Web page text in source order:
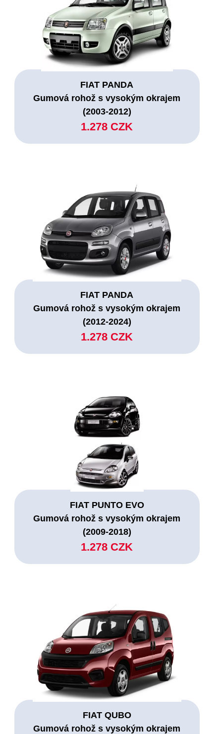
FIAT PANDA
Gumová rohož s vysokým okrajem
(2003-2012)
1.278 CZK
FIAT PANDA
Gumová rohož s vysokým okrajem
(2012-2024)
1.278 CZK
FIAT PUNTO EVO
Gumová rohož s vysokým okrajem
(2009-2018)
1.278 CZK
FIAT QUBO
Gumová rohož s vysokým okrajem